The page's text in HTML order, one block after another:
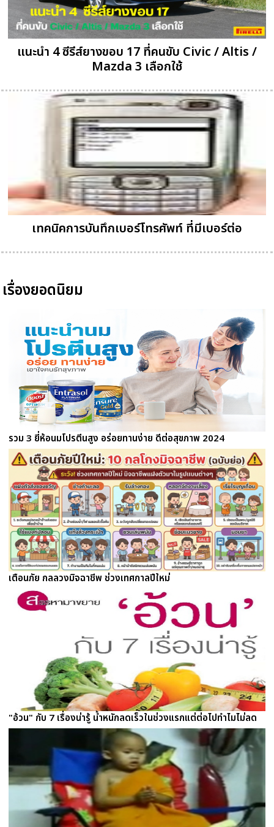
แนะนำ 4 ซีรีส์ยางขอบ 17 ที่คนขับ Civic / Altis /
Mazda 3 เลือกใช้
เทคนิคการบันทึกเบอร์โทรศัพท์ ที่มีเบอร์ต่อ
เรื่องยอดนิยม
รวม 3 ยี่ห้อนมโปรตีนสูง อร่อยทานง่าย ดีต่อสุขภาพ 2024
เตือนภัย กลลวงมิจฉาชีพ ช่วงเทศกาลปีใหม่
"อ้วน" กับ 7 เรื่องน่ารู้ น้ำหนักลดเร็วในช่วงแรกแต่ต่อไปทำไมไม่ลด